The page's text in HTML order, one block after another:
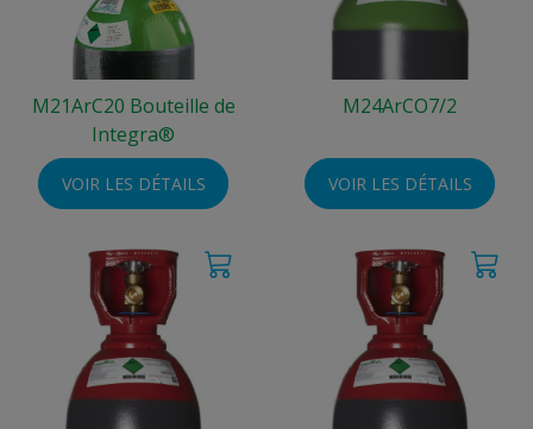
M21ArC20 Bouteille de
Integra®
VOIR LES DÉTAILS
M24ArCO7/2
VOIR LES DÉTAILS